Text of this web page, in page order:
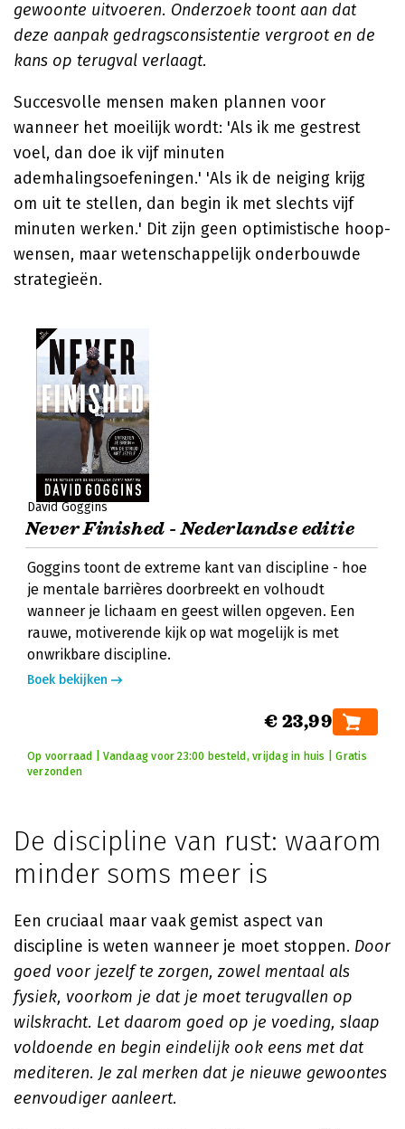
gewoonte uitvoeren. Onderzoek toont aan dat
deze aanpak gedragsconsistentie vergroot en de
kans op terugval verlaagt.
Succesvolle mensen maken plannen voor
wanneer het moeilijk wordt: 'Als ik me gestrest
voel, dan doe ik vijf minuten
ademhalingsoefeningen.' 'Als ik de neiging krijg
om uit te stellen, dan begin ik met slechts vijf
minuten werken.' Dit zijn geen optimistische hoop-
wensen, maar wetenschappelijk onderbouwde
strategieën.
David Goggins
Never Finished - Nederlandse editie
Goggins toont de extreme kant van discipline - hoe
je mentale barrières doorbreekt en volhoudt
wanneer je lichaam en geest willen opgeven. Een
rauwe, motiverende kijk op wat mogelijk is met
onwrikbare discipline.
Boek bekijken
€ 23,99
Op voorraad | Vandaag voor 23:00 besteld, vrijdag in huis | Gratis
verzonden
De discipline van rust: waarom
minder soms meer is
Een cruciaal maar vaak gemist aspect van
discipline is weten wanneer je moet stoppen. Door
goed voor jezelf te zorgen, zowel mentaal als
fysiek, voorkom je dat je moet terugvallen op
wilskracht. Let daarom goed op je voeding, slaap
voldoende en begin eindelijk ook eens met dat
mediteren. Je zal merken dat je nieuwe gewoontes
eenvoudiger aanleert.